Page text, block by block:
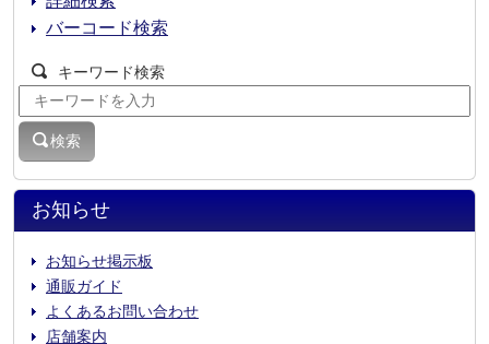
お知らせ
お知らせ掲示板
通販ガイド
よくあるお問い合わせ
店舗案内
バーコード検索
キーワード検索
検索